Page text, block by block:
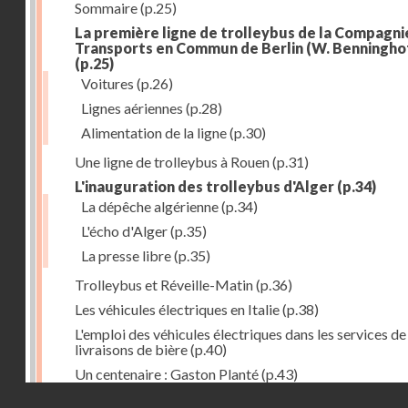
Sommaire(p.25)
La première ligne de trolleybus de la
Transports en Commun de Berlin (W.
(p.25)
Voitures (p.26)
Lignes aériennes (p.28)
Alimentation de la ligne(p.30)
Une ligne de trolleybus à Rouen(p.31)
L'inauguration des trolleybus d'Alger (p.34)
La dépêche algérienne(p.34)
L'écho d'Alger(p.35)
La presse libre(p.35)
Trolleybus et Réveille-Matin(p.36)
Les véhicules électriques en Italie(p.38)
L'emploi des véhicules électriques dans les services de
livraisons de bière(p.40)
Un centenaire : Gaston Planté(p.43)